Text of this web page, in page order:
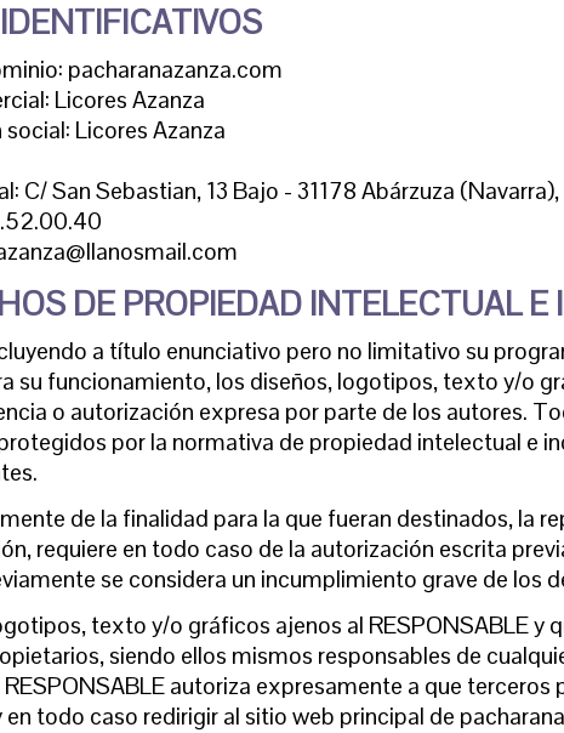
pacharanazanza.com
Licores Azanza
Licores Azanza
C/ San Sebastian, 13 Bajo - 31178 Abárzuza (Navarra),
DE PROPIEDAD INTELECTUAL E
a título enunciativo pero no limitativo su
su funcionamiento, los diseños, logotipos, texto y/o
o autorización expresa por parte de los autores.
por la normativa de propiedad intelectual e
de la finalidad para la que fueran destinados, la
requiere en todo caso de la autorización escrita
se considera un incumplimiento grave de los
texto y/o gráficos ajenos al RESPONSABLE y
siendo ellos mismos responsables de
autoriza expresamente a que
en todo caso redirigir al sitio web principal de